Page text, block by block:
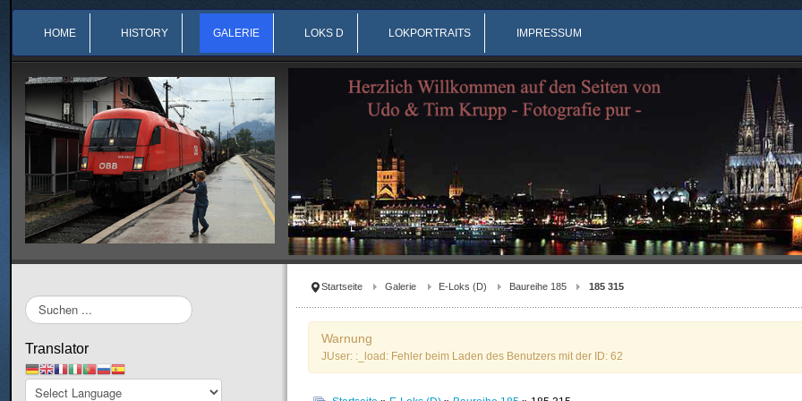
HOME HISTORY GALERIE LOKS D LOKPORTRAITS IMPRESSUM
Startseite Galerie E-Loks (D) Baureihe 185 185 315
Warnung
JUser: :_load: Fehler beim Laden des Benutzers mit der ID: 62
Suchen
...
Translator